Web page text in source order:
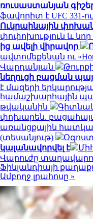
ռուսաստանյան
ֆավորիտ է UFC 331-
Ուկրաինային
փոփոխություն և նոր
ից ավելի վիրավոր
ավտոմեքենան ու
Վարդանյան
նեղուցի բացման
է մազերի
համաշխարհային
թվականին
փոխարեն.
առանցքային
(տեսանյութ)
կալանավորվել է
Վարուժը
Ֆինլանդիայի
Ամբողջ լրահոսը »